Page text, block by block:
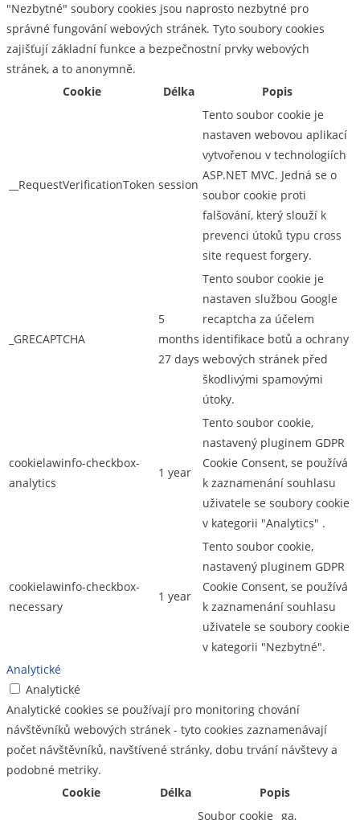
"Nezbytné" soubory cookies jsou naprosto nezbytné pro
správné fungování webových stránek. Tyto soubory cookies
zajišťují základní funkce a bezpečnostní prvky webových
stránek, a to anonymně.
Cookie
Délka Popis
__RequestVerificationToken session
Tento soubor cookie je
nastaven webovou aplikací
vytvořenou v technologiích
ASP.NET MVC. Jedná se o
soubor cookie proti
falšování, který slouží k
prevenci útoků typu cross
site request forgery.
_GRECAPTCHA
5
months
27 days
Tento soubor cookie je
nastaven službou Google
recaptcha za účelem
identifikace botů a ochrany
webových stránek před
škodlivými spamovými
útoky.
cookielawinfo-checkbox-
analytics
1 year
Tento soubor cookie,
nastavený pluginem GDPR
Cookie Consent, se používá
k zaznamenání souhlasu
uživatele se soubory cookie
v kategorii "Analytics" .
cookielawinfo-checkbox-
necessary
1 year
Tento soubor cookie,
nastavený pluginem GDPR
Cookie Consent, se používá
k zaznamenání souhlasu
uživatele se soubory cookie
v kategorii "Nezbytné".
Analytické
Analytické
Analytické cookies se používají pro monitoring chování
návštěvníků webových stránek - tyto cookies zaznamenávají
počet návštěvníků, navštívené stránky, dobu trvání návštevy a
podobné metriky.
Cookie
Délka
Popis
Soubor cookie _ga,